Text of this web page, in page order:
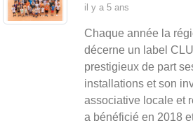
il y a 5 ans
Chaque année la
décerne un label
prestigieux de part
installations et son
associative locale et
a bénéficié en 2018